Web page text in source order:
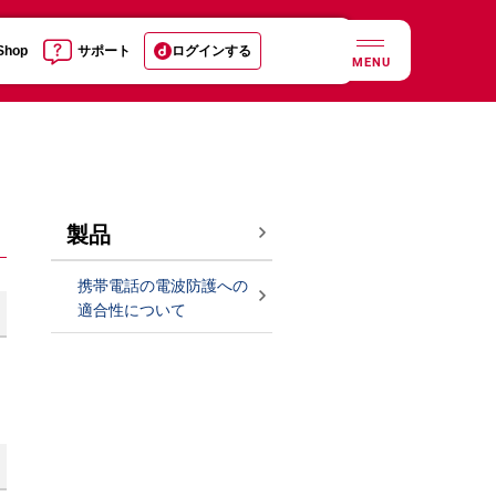
サポート ログインする
MENU
製品
携帯電話の電波防護への
適合性について